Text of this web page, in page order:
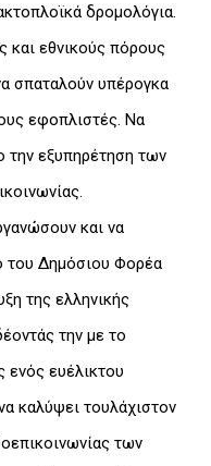
δρομολόγια.
και εθνικούς πόρους
σπαταλούν υπέρογκα
εφοπλιστές. Να
την εξυπηρέτηση των
και να
του Δημόσιου Φορέα
της ελληνικής
την με το
ενός ευέλικτου
καλύψει τουλάχιστον
των